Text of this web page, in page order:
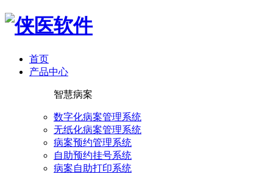
首页
产品中心
智慧病案
数字化病案管理系统
无纸化病案管理系统
病案预约管理系统
自助预约挂号系统
病案自助打印系统